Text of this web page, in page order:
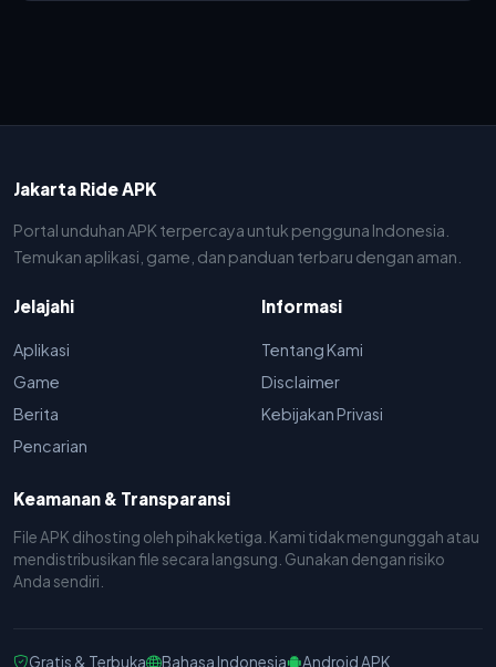
Jakarta Ride APK
Portal unduhan APK terpercaya untuk pengguna Indonesia.
Temukan aplikasi, game, dan panduan terbaru dengan aman.
Jelajahi
Aplikasi
Game
Berita
Pencarian
Informasi
Tentang Kami
Disclaimer
Kebijakan Privasi
Keamanan & Transparansi
File APK dihosting oleh pihak ketiga. Kami tidak mengunggah atau
mendistribusikan file secara langsung. Gunakan dengan risiko
Anda sendiri.
Gratis & Terbuka Bahasa Indonesia Android APK